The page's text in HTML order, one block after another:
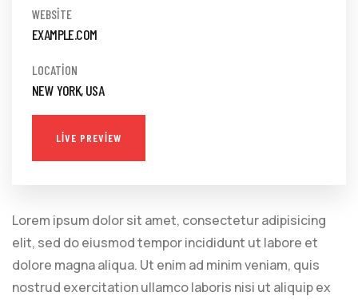
WEBSITE
EXAMPLE.COM
LOCATION
NEW YORK, USA
LIVE PREVIEW
Lorem ipsum dolor sit amet, consectetur adipisicing
elit, sed do eiusmod tempor incididunt ut labore et
dolore magna aliqua. Ut enim ad minim veniam, quis
nostrud exercitation ullamco laboris nisi ut aliquip ex